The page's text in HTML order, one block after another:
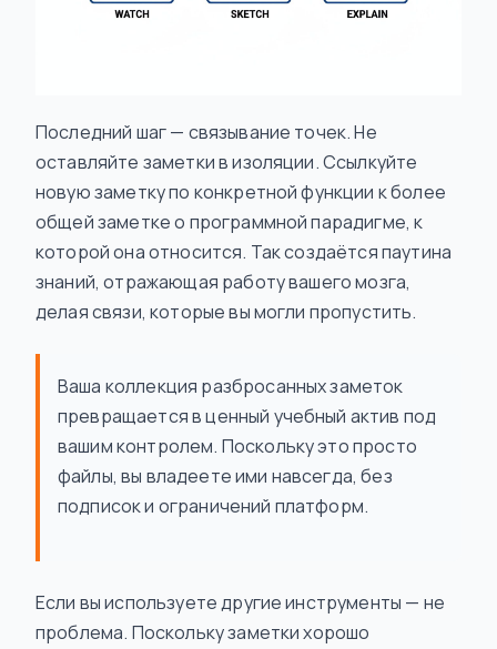
Последний шаг — связывание точек. Не
оставляйте заметки в изоляции. Ссылкуйте
новую заметку по конкретной функции к более
общей заметке о программной парадигме, к
которой она относится. Так создаётся паутина
знаний, отражающая работу вашего мозга,
делая связи, которые вы могли пропустить.
Ваша коллекция разбросанных заметок
превращается в ценный учебный актив под
вашим контролем. Поскольку это просто
файлы, вы владеете ими навсегда, без
подписок и ограничений платформ.
Если вы используете другие инструменты — не
проблема. Поскольку заметки хорошо